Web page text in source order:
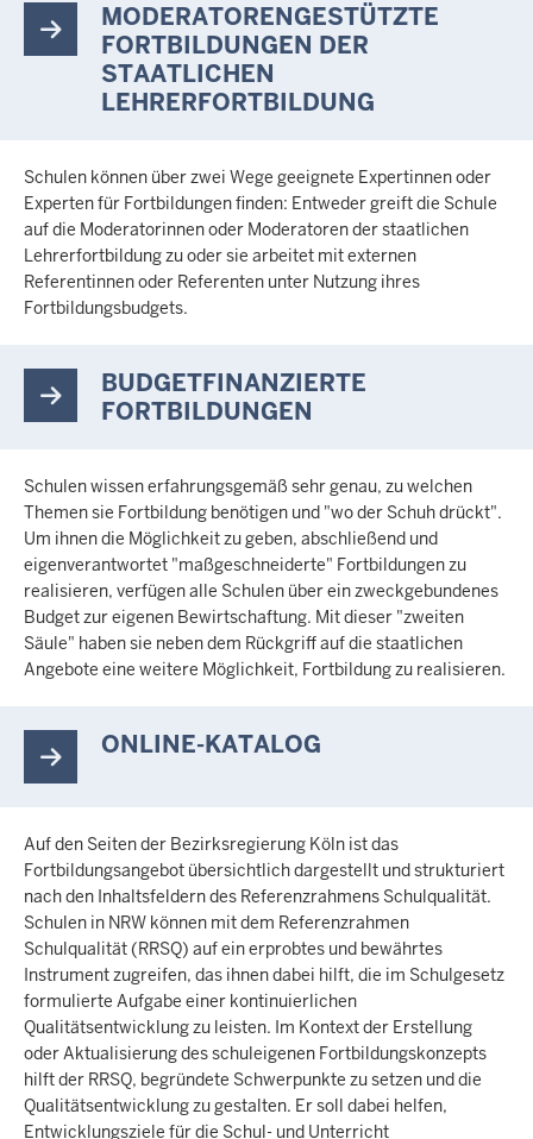
MODERATORENGESTÜTZTE
FORTBILDUNGEN DER
STAATLICHEN
LEHRERFORTBILDUNG
Schulen können über zwei Wege geeignete Expertinnen oder
Experten für Fortbildungen finden: Entweder greift die Schule
auf die Moderatorinnen oder Moderatoren der staatlichen
Lehrerfortbildung zu oder sie arbeitet mit externen
Referentinnen oder Referenten unter Nutzung ihres
Fortbildungsbudgets.
BUDGETFINANZIERTE
FORTBILDUNGEN
Schulen wissen erfahrungsgemäß sehr genau, zu welchen
Themen sie Fortbildung benötigen und "wo der Schuh drückt".
Um ihnen die Möglichkeit zu geben, abschließend und
eigenverantwortet "maßgeschneiderte" Fortbildungen zu
realisieren, verfügen alle Schulen über ein zweckgebundenes
Budget zur eigenen Bewirtschaftung. Mit dieser "zweiten
Säule" haben sie neben dem Rückgriff auf die staatlichen
Angebote eine weitere Möglichkeit, Fortbildung zu realisieren.
ONLINE-KATALOG
Auf den Seiten der Bezirksregierung Köln ist das
Fortbildungsangebot übersichtlich dargestellt und strukturiert
nach den Inhaltsfeldern des Referenzrahmens Schulqualität.
Schulen in NRW können mit dem Referenzrahmen
Schulqualität (RRSQ) auf ein erprobtes und bewährtes
Instrument zugreifen, das ihnen dabei hilft, die im Schulgesetz
formulierte Aufgabe einer kontinuierlichen
Qualitätsentwicklung zu leisten. Im Kontext der Erstellung
oder Aktualisierung des schuleigenen Fortbildungskonzepts
hilft der RRSQ, begründete Schwerpunkte zu setzen und die
Qualitätsentwicklung zu gestalten. Er soll dabei helfen,
Entwicklungsziele für die Schul- und Unterricht